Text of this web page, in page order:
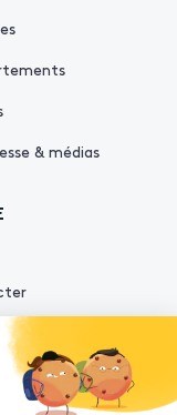
& médias